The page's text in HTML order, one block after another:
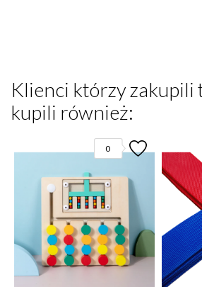
Klienci którzy zakupili
kupili również:
0